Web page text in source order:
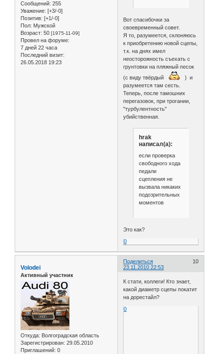
Сообщений: 255
Уважение: [+3/-0]
Позитив: [+1/-0]
Пол: Мужской
Возраст: 50 [1975-11-09]
Провел на форуме:
7 дней 22 часа
Последний визит:
26.05.2018 19:23
Вот спасибочки за
своевременный совет.
Я то, разумеется, склоняюсь
к приобретению новой сцепы,
т.к. на днях имел
неосторожность съехать с
грунтовки на пляжный песок
(с виду твёрдый
) и
разумеется там сесть.
Теперь, после тамошних
перегазовок, при трогании,
"турбулентность"
убийственная.
hrak
написал(а):
если проверка
свободного хода
педали
сцепления не
вызвала никаких
подозрительных
моментов
Это как?
0
Поделиться
10
23.11.2010 22:53
Volodei
Активный участник
Откуда: Волгоградская область
Зарегистрирован: 29.05.2010
Приглашений: 0
К стати, коллеги! Кто знает,
какой диаметр сцепы покатит
на дорестайл?
0